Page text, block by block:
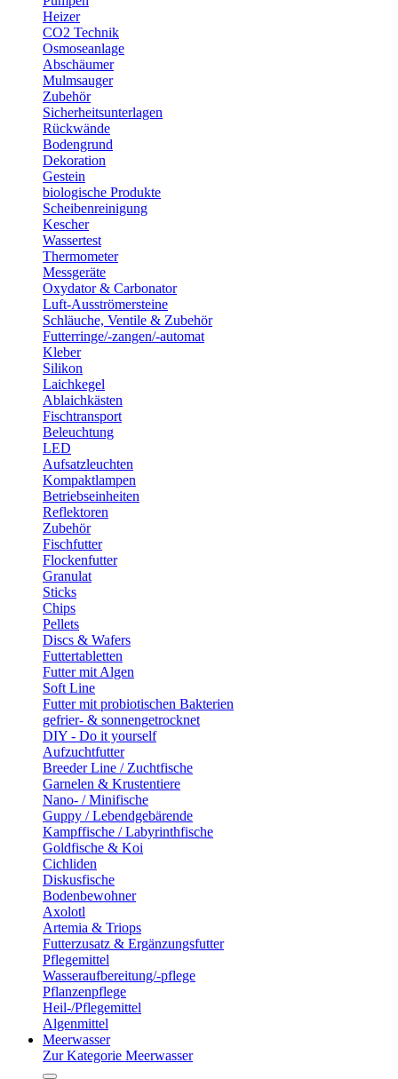
Heizer
CO2 Technik
Osmoseanlage
Abschäumer
Mulmsauger
Zubehör
Sicherheitsunterlagen
Rückwände
Bodengrund
Dekoration
Gestein
biologische Produkte
Scheibenreinigung
Kescher
Wassertest
Thermometer
Messgeräte
Oxydator & Carbonator
Luft-Ausströmersteine
Schläuche, Ventile & Zubehör
Futterringe/-zangen/-automat
Kleber
Silikon
Laichkegel
Ablaichkästen
Fischtransport
Beleuchtung
LED
Aufsatzleuchten
Kompaktlampen
Betriebseinheiten
Reflektoren
Zubehör
Fischfutter
Flockenfutter
Granulat
Sticks
Chips
Pellets
Discs & Wafers
Futtertabletten
Futter mit Algen
Soft Line
Futter mit probiotischen Bakterien
gefrier- & sonnengetrocknet
DIY - Do it yourself
Aufzuchtfutter
Breeder Line / Zuchtfische
Garnelen & Krustentiere
Nano- / Minifische
Guppy / Lebendgebärende
Kampffische / Labyrinthfische
Goldfische & Koi
Cichliden
Diskusfische
Bodenbewohner
Axolotl
Artemia & Triops
Futterzusatz & Ergänzungsfutter
Pflegemittel
Wasseraufbereitung/-pflege
Pflanzenpflege
Heil-/Pflegemittel
Algenmittel
Meerwasser
Zur Kategorie Meerwasser